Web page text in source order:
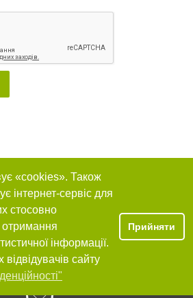
«cookies». Також
інтернет-сервіс для
стосовно
отримання
інформації.
сайту
Прийняти